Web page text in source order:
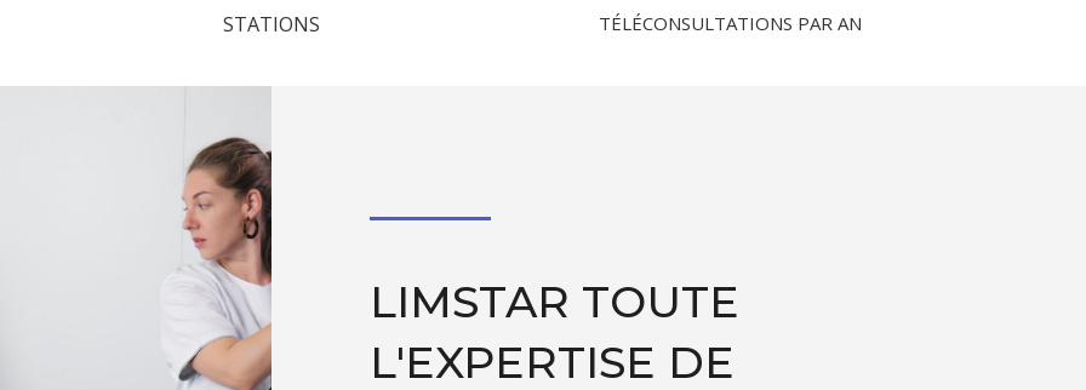
STATIONS TÉLÉCONSULTATIONS PAR AN
LIMSTAR TOUTE
L'EXPERTISE DE